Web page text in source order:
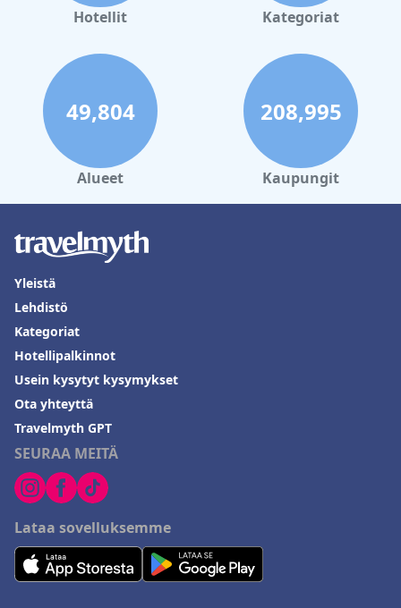
Hotellit Kategoriat
49,804
Alueet
208,995
Kaupungit
SEURAA MEITÄ
Lataa sovelluksemme
Yleistä
Lehdistö
Kategoriat
Hotellipalkinnot
Usein kysytyt kysymykset
Ota yhteyttä
Travelmyth GPT